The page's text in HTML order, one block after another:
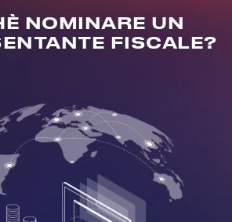
NOMINARE UN
FISCALE?